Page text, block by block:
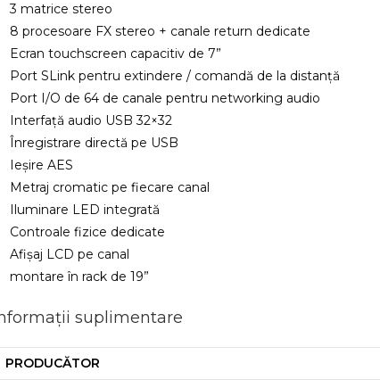
3 matrice stereo
8 procesoare FX stereo + canale return dedicate
Ecran touchscreen capacitiv de 7”
Port SLink pentru extindere / comandă de la distanță
Port I/O de 64 de canale pentru networking audio
Interfață audio USB 32×32
Înregistrare directă pe USB
Ieșire AES
Metraj cromatic pe fiecare canal
Iluminare LED integrată
Controale fizice dedicate
Afișaj LCD pe canal
montare în rack de 19”
suplimentare
PRODUCĂTOR